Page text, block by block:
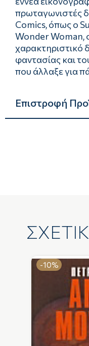
πρωταγωνιστές
Comics, όπως ο
Wonder Woman,
χαρακτηριστικό
φαντασίας και
που άλλαξε για
Επιστροφή
-10%